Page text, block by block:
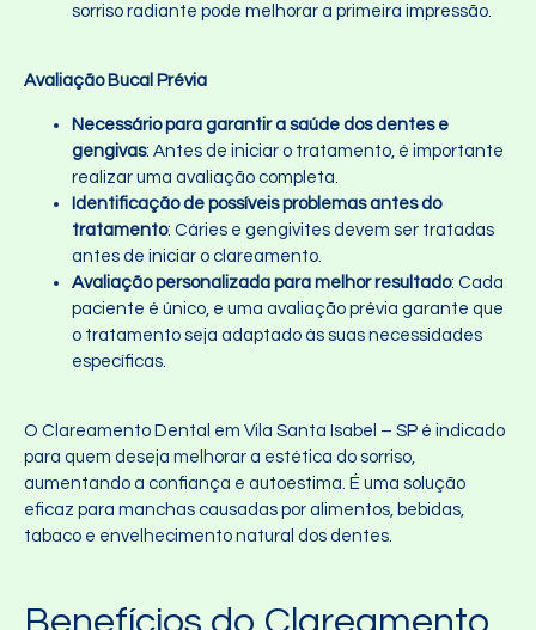
sorriso radiante pode melhorar a primeira impressão.
Avaliação Bucal Prévia
Necessário para garantir a saúde dos dentes e
gengivas: Antes de iniciar o tratamento, é importante
realizar uma avaliação completa.
Identificação de possíveis problemas antes do
tratamento: Cáries e gengivites devem ser tratadas
antes de iniciar o clareamento.
Avaliação personalizada para melhor resultado: Cada
paciente é único, e uma avaliação prévia garante que
o tratamento seja adaptado às suas necessidades
específicas.
O Clareamento Dental em Vila Santa Isabel – SP é indicado
para quem deseja melhorar a estética do sorriso,
aumentando a confiança e autoestima. É uma solução
eficaz para manchas causadas por alimentos, bebidas,
tabaco e envelhecimento natural dos dentes.